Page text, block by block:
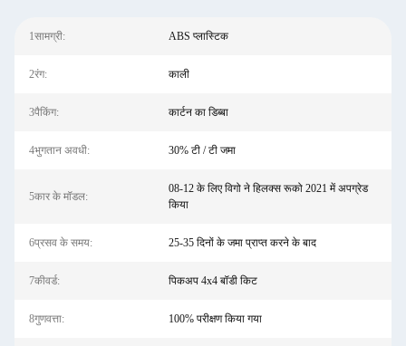
1सामग्री: ABS प्लास्टिक
2रंग: काली
3पैकिंग: कार्टन का डिब्बा
4भुगतान अवधी: 30% टी / टी जमा
5कार के मॉडल:
08-12 के लिए विगो ने हिलक्स रूको 2021 में अपग्रेड
किया
6प्रसव के समय: 25-35 दिनों के जमा प्राप्त करने के बाद
7कीवर्ड: पिकअप 4x4 बॉडी किट
8गुणवत्ता: 100% परीक्षण किया गया